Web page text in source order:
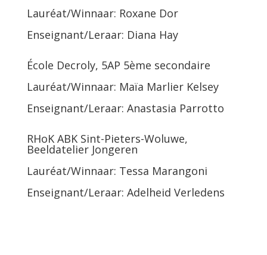
Lauréat/Winnaar: Roxane Dor
Enseignant/Leraar: Diana Hay
École Decroly, 5AP 5ème secondaire
Lauréat/Winnaar: Maïa Marlier Kelsey
Enseignant/Leraar: Anastasia Parrotto
RHoK ABK Sint-Pieters-Woluwe,
Beeldatelier Jongeren
Lauréat/Winnaar: Tessa Marangoni
Enseignant/Leraar: Adelheid Verledens